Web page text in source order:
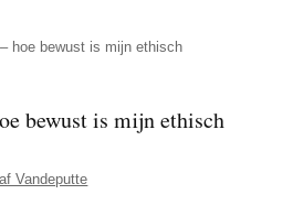
hoe bewust is mijn ethisch
bewust is mijn ethisch
Vandeputte